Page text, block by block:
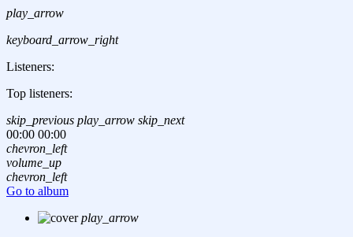
play_arrow
keyboard_arrow_right
Listeners:
Top listeners:
skip_previous play_arrow skip_next
00:00 00:00
chevron_left
volume_up
chevron_left
Go to album
play_arrow